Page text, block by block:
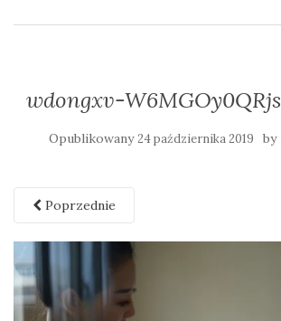
wdongxv-
Opublikowany24 października 2019 by
Poprzednie